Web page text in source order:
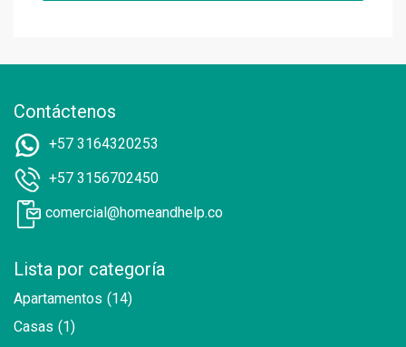
Contáctenos
+57 3164320253
+57 3156702450
comercial@homeandhelp.co
Lista por categoría
Apartamentos (14)
Casas (1)